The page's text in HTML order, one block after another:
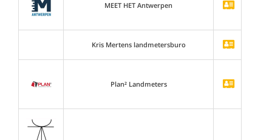
MEET HET Antwerpen
Kris Mertens landmetersburo
Plan² Landmeters